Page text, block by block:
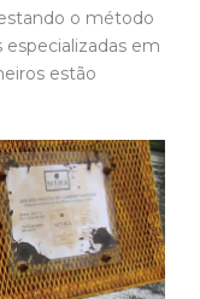
o método
em
estão